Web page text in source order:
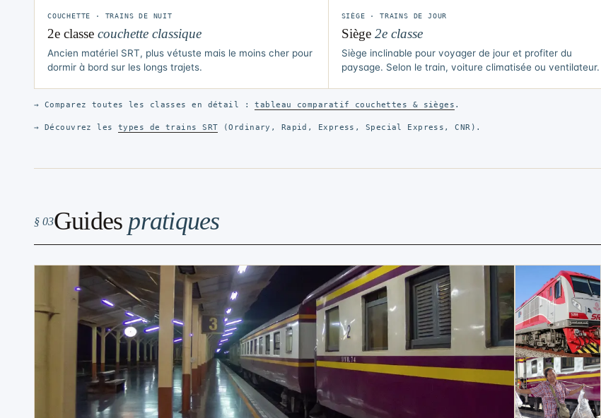
COUCHETTE · TRAINS DE NUIT
2e classe couchette classique
Ancien matériel SRT, plus vétuste mais le moins cher pour
dormir à bord sur les longs trajets.
SIÈGE · TRAINS DE JOUR
Siège 2e classe
Siège inclinable pour voyager de jour et profiter du
paysage. Selon le train, voiture climatisée ou ventilateur.
→ Comparez toutes les classes en détail :tableau comparatif couchettes & sièges .
→ Découvrez lestypes de trains SRT (Ordinary, Rapid, Express, Special Express, CNR).
§ 03Guides pratiques